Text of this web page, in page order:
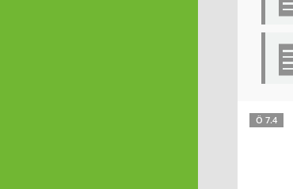
Ö 7.4